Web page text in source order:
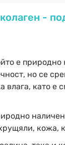
-
е природно
но се
като е
кожа,